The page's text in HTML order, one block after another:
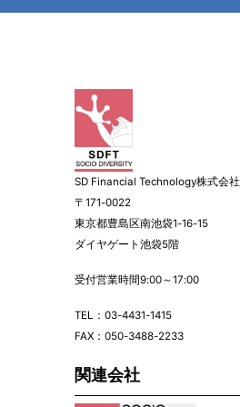
SD Financial Technology株式会社
〒171-0022
東京都豊島区南池袋1-16-15
ダイヤゲート池袋5階
受付営業時間9:00～17:00
TEL： 03-4431-1415
FAX：050-3488-2233
関連会社